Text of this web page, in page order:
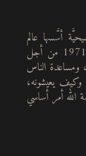
أسَّسها عالم
اللاهوت الدكتور أر. سي. سبرول في عام 1971 من أجل
ومساعدة الناس
وكيف يعيشونه،
أمر أساسي